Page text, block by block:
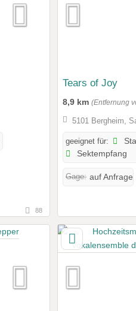
88
Tears of Joy
8,9 km (Entfernung
5101 Bergheim,
geeignet für:
Sektempfang
Gage: auf Anfrage